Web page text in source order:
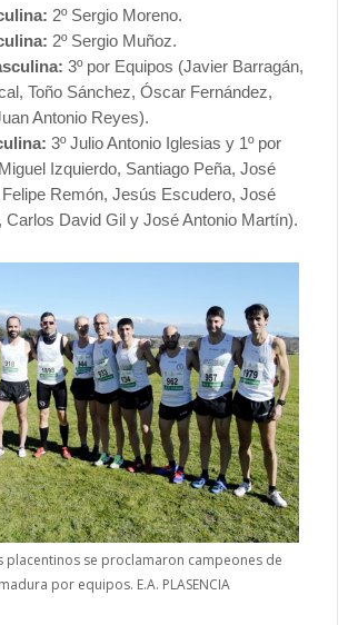
2º Sergio Moreno.
2º Sergio Muñoz.
3º por Equipos (Javier Barragán,
Toño Sánchez, Óscar Fernández,
Antonio Reyes).
3º Julio Antonio Iglesias y 1º por
Izquierdo, Santiago Peña, José
Remón, Jesús Escudero, José
Carlos David Gil y José Antonio Martín).
placentinos se proclamaron campeones de
por equipos. E.A. PLASENCIA